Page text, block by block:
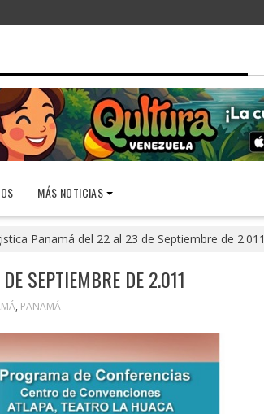
MÁS NOTICIAS
Panamá del 22 al 23 de Septiembre de 2.011
SEPTIEMBRE DE 2.011
, PANAMÁ